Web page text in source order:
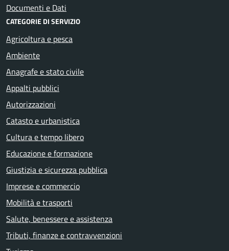
Documenti e Dati
CATEGORIE DI SERVIZIO
Agricoltura e pesca
Ambiente
Anagrafe e stato civile
Appalti pubblici
Autorizzazioni
Catasto e urbanistica
Cultura e tempo libero
Educazione e formazione
Giustizia e sicurezza pubblica
Imprese e commercio
Mobilità e trasporti
Salute, benessere e assistenza
Tributi, finanze e contravvenzioni